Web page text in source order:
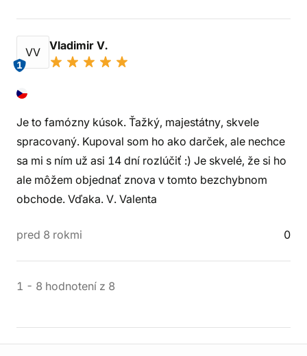
VV
1
Vladimir V.
Je to famózny kúsok. Ťažký, majestátny, skvele
spracovaný. Kupoval som ho ako darček, ale nechce
sa mi s ním už asi 14 dní rozlúčiť :) Je skvelé, že si ho
ale môžem objednať znova v tomto bezchybnom
obchode. Vďaka. V. Valenta
pred 8 rokmi 0
1 - 8 hodnotení z 8